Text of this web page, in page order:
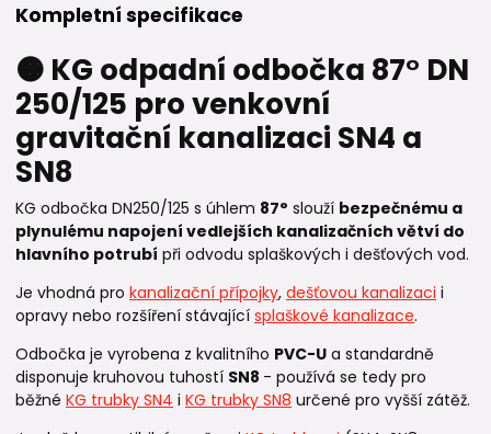
Kompletní specifikace
🟠 KG odpadní odbočka 87° DN
250/125 pro venkovní
gravitační kanalizaci SN4 a
SN8
KG odbočka DN250/125 s úhlem 87° slouží bezpečnému a
plynulému napojení vedlejších kanalizačních větví do
hlavního potrubí při odvodu splaškových i dešťových vod.
Je vhodná pro kanalizační přípojky, dešťovou kanalizaci i
opravy nebo rozšíření stávající splaškové kanalizace.
Odbočka je vyrobena z kvalitního PVC-U a standardně
disponuje kruhovou tuhostí SN8 - používá se tedy pro
běžné KG trubky SN4 i KG trubky SN8 určené pro vyšší zátěž.